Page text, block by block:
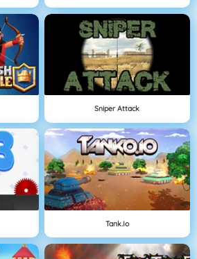
Sniper Attack
Tank.io